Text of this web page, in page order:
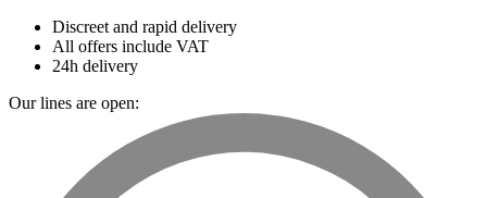
Discreet and rapid delivery
All offers include VAT
24h delivery
Our lines are open: